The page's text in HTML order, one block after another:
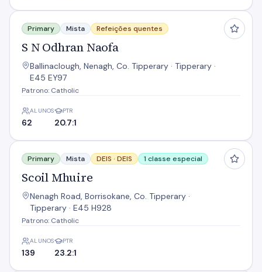
S N Odhran Naofa
Primary Mista Refeições quentes
S N Odhran Naofa
Ballinaclough, Nenagh, Co. Tipperary · Tipperary ·
E45 EY97
Patrono: Catholic
ALUNOS
62
PTR
20.7:1
Scoil Mhuire
Primary Mista DEIS · DEIS 1 classe especial
Scoil Mhuire
Nenagh Road, Borrisokane, Co. Tipperary ·
Tipperary · E45 H928
Patrono: Catholic
ALUNOS
139
PTR
23.2:1